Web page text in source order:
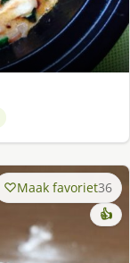
Maak favoriet36
👍